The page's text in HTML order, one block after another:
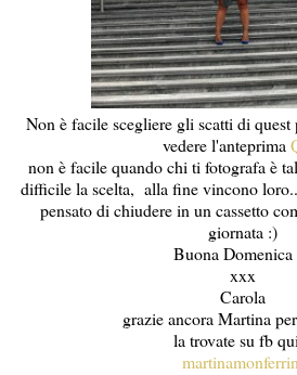
Non è facile scegliere gli scatti di
vedere l'anteprima
non è facile quando chi ti fotografa è
difficile la scelta, alla fine vincono
pensato di chiudere in un cassetto
giornata :)
Buona
xxx
Carola
grazie ancora Martina
la trovate su fb